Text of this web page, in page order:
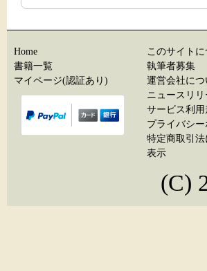
Home
書籍一覧
マイページ(認証あり)
このサイトに
執筆者募集
運営会社につ
ニュースリリ
サービス利用
プライバシ
特定商取引法
表示
(C)